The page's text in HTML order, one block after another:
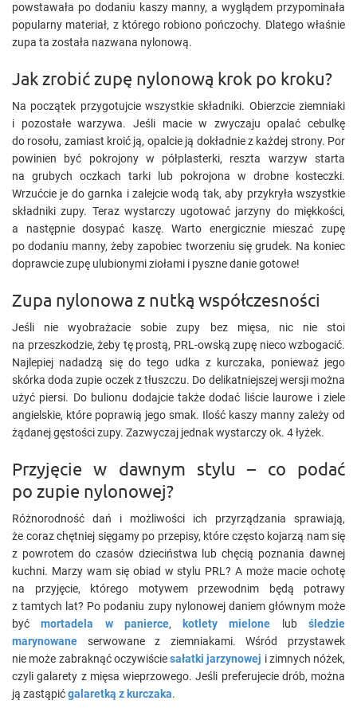
powstawała po dodaniu kaszy manny, a wyglądem przypominała
popularny materiał, z którego robiono pończochy. Dlatego właśnie
zupa ta została nazwana nylonową.
Jak zrobić zupę nylonową krok po kroku?
Na początek przygotujcie wszystkie składniki. Obierzcie ziemniaki
i pozostałe warzywa. Jeśli macie w zwyczaju opalać cebulkę
do rosołu, zamiast kroić ją, opalcie ją dokładnie z każdej strony. Por
powinien być pokrojony w półplasterki, reszta warzyw starta
na grubych oczkach tarki lub pokrojona w drobne kosteczki.
Wrzućcie je do garnka i zalejcie wodą tak, aby przykryła wszystkie
składniki zupy. Teraz wystarczy ugotować jarzyny do miękkości,
a następnie dosypać kaszę. Warto energicznie mieszać zupę
po dodaniu manny, żeby zapobiec tworzeniu się grudek. Na koniec
doprawcie zupę ulubionymi ziołami i pyszne danie gotowe!
Zupa nylonowa z nutką współczesności
Jeśli nie wyobrażacie sobie zupy bez mięsa, nic nie stoi
na przeszkodzie, żeby tę prostą, PRL-owską zupę nieco wzbogacić.
Najlepiej nadadzą się do tego udka z kurczaka, ponieważ jego
skórka doda zupie oczek z tłuszczu. Do delikatniejszej wersji można
użyć piersi. Do bulionu dodajcie także dodać liście laurowe i ziele
angielskie, które poprawią jego smak. Ilość kaszy manny zależy od
żądanej gęstości zupy. Zazwyczaj jednak wystarczy ok. 4 łyżek.
Przyjęcie w dawnym stylu – co podać
po zupie nylonowej?
Różnorodność dań i możliwości ich przyrządzania sprawiają,
że coraz chętniej sięgamy po przepisy, które często kojarzą nam się
z powrotem do czasów dzieciństwa lub chęcią poznania dawnej
kuchni. Marzy wam się obiad w stylu PRL? A może macie ochotę
na przyjęcie, którego motywem przewodnim będą potrawy
z tamtych lat? Po podaniu zupy nylonowej daniem głównym może
byćmortadela w panierce, kotlety mielone lubśledzie
marynowane serwowane z ziemniakami. Wśród przystawek
nie może zabraknąć oczywiściesałatki jarzynowej i zimnych nóżek,
czyli galarety z mięsa wieprzowego. Jeśli preferujecie drób, można
ją zastąpićgalaretką z kurczaka.